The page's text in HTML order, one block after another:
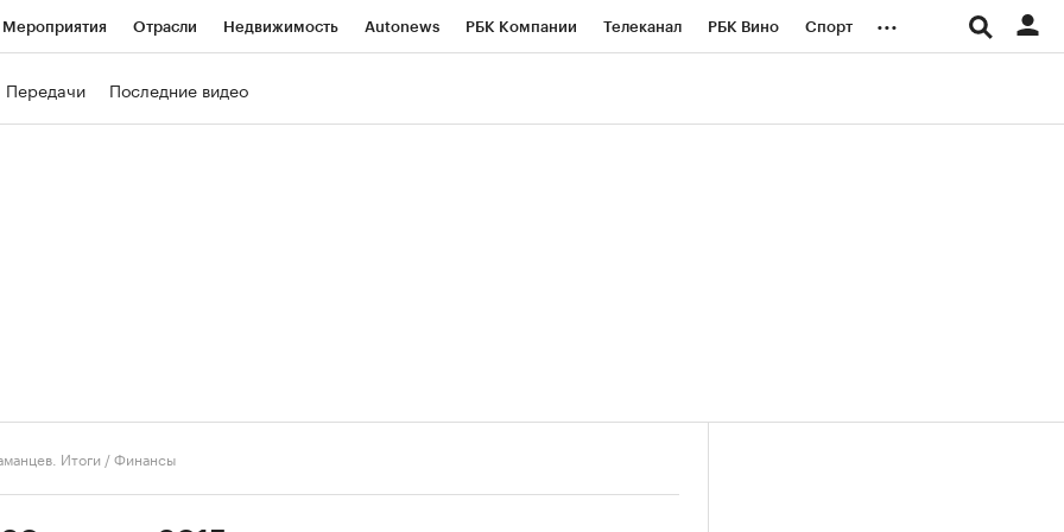
Мероприятия Отрасли Недвижимость Autonews РБК Компании Телеканал РБК Вино Спорт ...
Передачи Последние видео
Итоги /Финансы